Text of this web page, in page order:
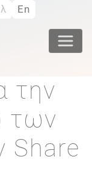
En
την
των
Share